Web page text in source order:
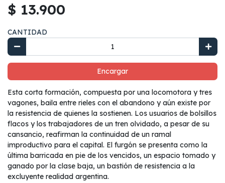
$ 13.900
CANTIDAD
Encargar
Esta corta formación, compuesta por una locomotora y tres
vagones, baila entre rieles con el abandono y aún existe por
la resistencia de quienes la sostienen. Los usuarios de bolsillos
flacos y los trabajadores de un tren olvidado, a pesar de su
cansancio, reafirman la continuidad de un ramal
improductivo para el capital. El furgón se presenta como la
última barricada en pie de los vencidos, un espacio tomado y
ganado por la clase baja, un bastión de resistencia a la
excluyente realidad argentina.